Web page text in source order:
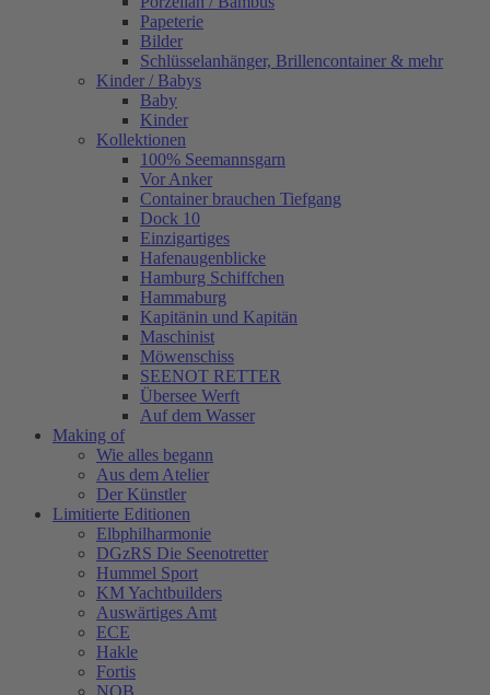
Papeterie
Bilder
Schlüsselanhänger, Brillencontainer & mehr
Kinder / Babys
Baby
Kinder
Kollektionen
100% Seemannsgarn
Vor Anker
Container brauchen Tiefgang
Dock 10
Einzigartiges
Hafenaugen­blicke
Hamburg Schiffchen
Hammaburg
Kapitänin und Kapitän
Maschinist
Möwenschiss
SEENOT RETTER
Übersee Werft
Auf dem Wasser
Making of
Wie alles begann
Aus dem Atelier
Der Künstler
Limitierte Editionen
Elbphilharmonie
DGzRS Die Seenotretter
Hummel Sport
KM Yachtbuilders
Auswärtiges Amt
ECE
Hakle
Fortis
NOB